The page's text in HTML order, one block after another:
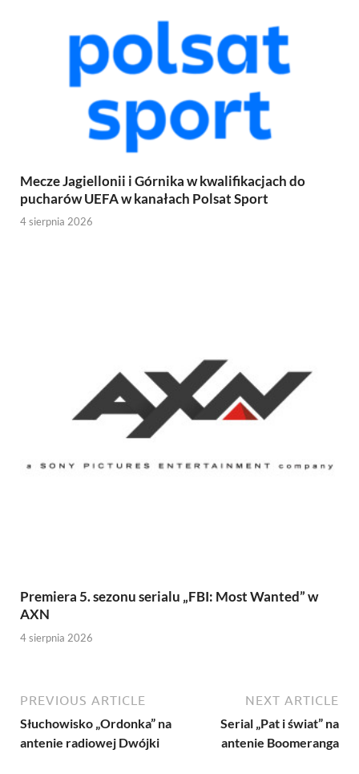
Mecze Jagiellonii i Górnika w kwalifikacjach do
pucharów UEFA w kanałach Polsat Sport
4 sierpnia 2026
Premiera 5. sezonu serialu „FBI: Most Wanted” w
AXN
4 sierpnia 2026
PREVIOUS ARTICLE
Słuchowisko „Ordonka” na
antenie radiowej Dwójki
NEXT ARTICLE
Serial „Pat i świat” na
antenie Boomeranga